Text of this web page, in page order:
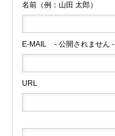
名前（例：山田 太郎）
E-MAIL - 公開されません -
URL